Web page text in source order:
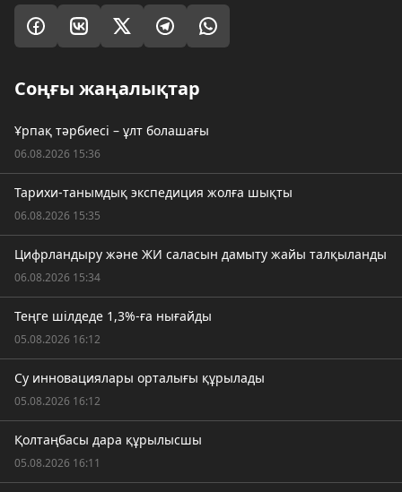
Соңғы жаңалықтар
Ұрпақ тәрбиесі – ұлт болашағы
06.08.2026 15:36
Тарихи-танымдық экспедиция жолға шықты
06.08.2026 15:35
Цифрландыру және ЖИ саласын дамыту жайы талқыланды
06.08.2026 15:34
Теңге шілдеде 1,3%-ға нығайды
05.08.2026 16:12
Су инновациялары орталығы құрылады
05.08.2026 16:12
Қолтаңбасы дара құрылысшы
05.08.2026 16:11